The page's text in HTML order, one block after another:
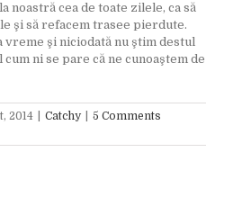
noastră cea de toate zilele, ca să
şi să refacem trasee pierdute.
vreme şi niciodată nu ştim destul
ni se pare că ne cunoaştem de
2014 Catchy
5 Comments